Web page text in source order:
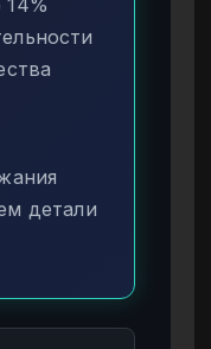
детали